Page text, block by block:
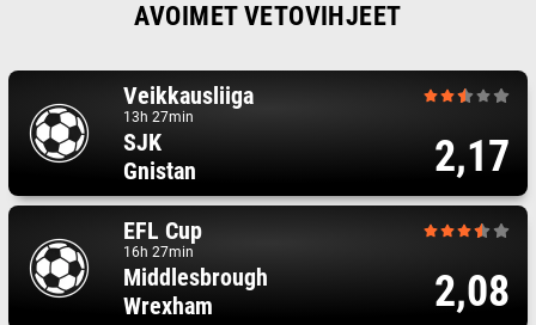
AVOIMET VETOVIHJEET
Veikkausliiga
13h 27min
SJK
Gnistan
2,17
EFL Cup
16h 27min
Middlesbrough
Wrexham
2,08